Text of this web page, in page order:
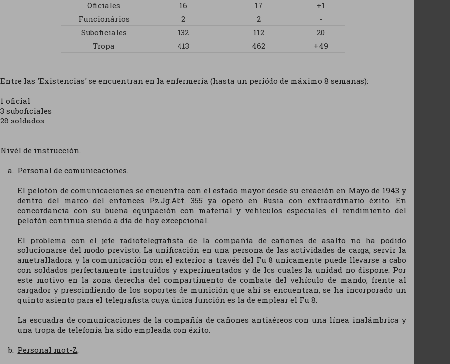
Oficiales
16 17
+1
Funcionários
2 2
-
Suboficiales
132 112
20
Tropa
413 462 +49
Entre las 'Existencias' se encuentran en la enfermería (hasta un periódo de máximo 8 semanas):
1 oficial
3 suboficiales
28 soldados
Nivél de instrucción.
Personal de comunicaciones.
El pelotón de comunicaciones se encuentra con el estado mayor desde su creación en Mayo de 1943 y
dentro del marco del entonces Pz.Jg.Abt. 355 ya operó en Rusia con extraordinario éxito. En
concordancia con su buena equipación con material y vehículos especiales el rendimiento del
pelotón continua siendo a día de hoy excepcional.
El problema con el jefe radiotelegrafista de la compañía de cañones de asalto no ha podido
solucionarse del modo previsto. La unificación en una persona de las actividades de carga, servir la
ametralladora y la comunicación con el exterior a través del Fu 8 unicamente puede llevarse a cabo
con soldados perfectamente instruidos y experimentados y de los cuales la unidad no dispone. Por
este motivo en la zona derecha del compartimento de combate del vehículo de mando, frente al
cargador y prescindiendo de los soportes de munición que ahí se encuentran, se ha incorporado un
quinto asiento para el telegrafista cuya única función es la de emplear el Fu 8.
La escuadra de comunicaciones de la compañía de cañones antiaéreos con una línea inalámbrica y
una tropa de telefonía ha sido empleada con éxito.
Personal mot-Z.